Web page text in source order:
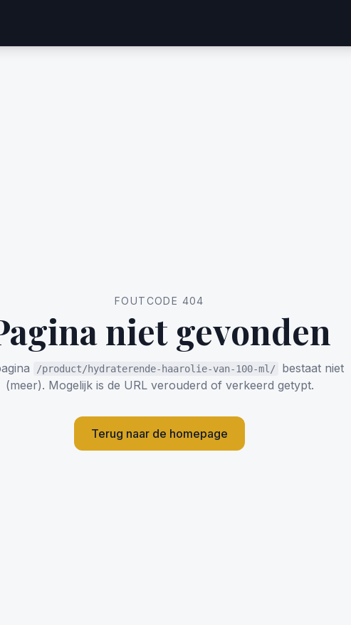
FOUTCODE 404
niet gevonden
/product/hydraterende-haarolie-van-100-ml/
bestaat niet
(meer). Mogelijk is de URL verouderd of verkeerd getypt.
Terug naar de homepage